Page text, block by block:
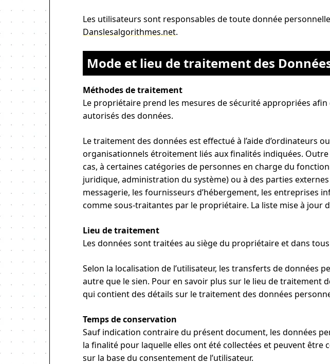
Les utilisateurs sont responsables de toute donnée
Danslesalgorithmes.net.
Mode et lieu de traitement des
Méthodes de traitement
Le propriétaire prend les mesures de sécurité appropriées
autorisés des données.
Le traitement des données est effectué à l’aide d’ordinateurs
organisationnels étroitement liés aux finalités indiquées.
cas, à certaines catégories de personnes en charge du
juridique, administration du système) ou à des parties
messagerie, les fournisseurs d’hébergement, les entreprises
comme sous-traitantes par le propriétaire. La liste mise à
Lieu de traitement
Les données sont traitées au siège du propriétaire et dans
Selon la localisation de l’utilisateur, les transferts de données
autre que le sien. Pour en savoir plus sur le lieu de traitement
qui contient des détails sur le traitement des données
Temps de conservation
Sauf indication contraire du présent document, les données
la finalité pour laquelle elles ont été collectées et peuvent être
sur la base du consentement de l’utilisateur.